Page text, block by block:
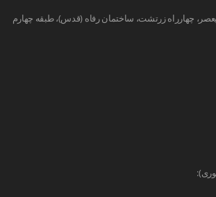
چهارراه زرتشت، ساختمان رفاه (قدس)، طبقه چهارم